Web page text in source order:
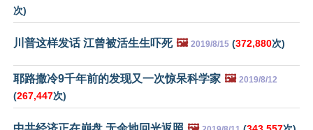
次)
川普这样发话 江曾被活生生吓死 🖼️ 2019/8/15 (372,880次)
耶路撒冷9千年前的发现又一次惊呆科学家 🖼️ 2019/8/12
(267,447次)